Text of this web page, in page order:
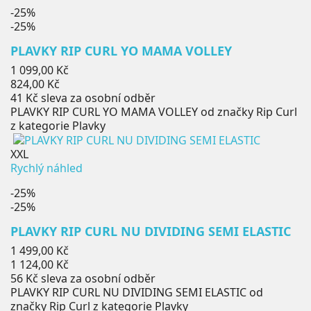
-25%
-25%
PLAVKY RIP CURL YO MAMA VOLLEY
Běžná
cena
1 099,00 Kč
Cena
824,00 Kč
41 Kč sleva za osobní odběr
PLAVKY RIP CURL YO MAMA VOLLEY od značky Rip Curl
z kategorie Plavky
XXL
Rychlý náhled
-25%
-25%
PLAVKY RIP CURL NU DIVIDING SEMI ELASTIC
Běžná
cena
1 499,00 Kč
Cena
1 124,00 Kč
56 Kč sleva za osobní odběr
PLAVKY RIP CURL NU DIVIDING SEMI ELASTIC od
značky Rip Curl z kategorie Plavky